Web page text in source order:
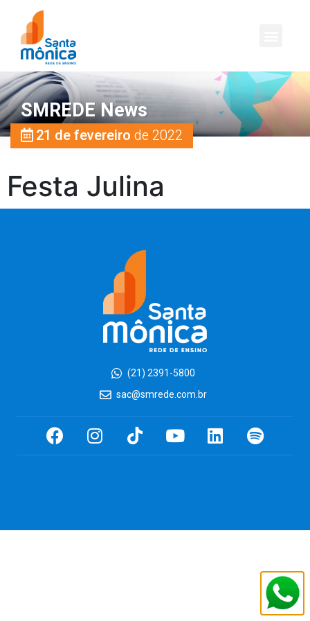
SMREDE News
21 de fevereiro de 2022
Festa Julina
(21) 2391-5800
sac@smrede.com.br